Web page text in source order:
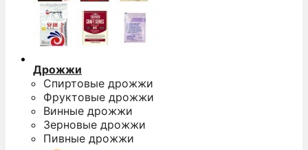
Дрожжи
Спиртовые дрожжи
Фруктовые дрожжи
Винные дрожжи
Зерновые дрожжи
Пивные дрожжи